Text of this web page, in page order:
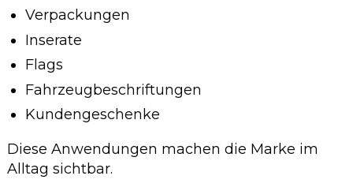
Verpackungen
Inserate
Flags
Fahrzeugbeschriftungen
Kundengeschenke
Diese Anwendungen machen die Marke im
Alltag sichtbar.